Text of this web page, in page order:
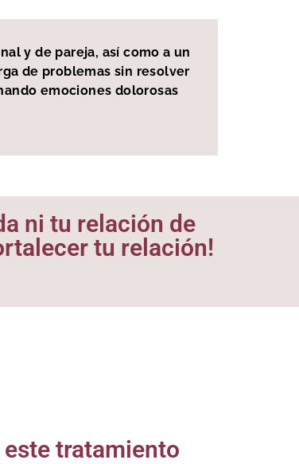
y de pareja, así como a un
de problemas sin resolver
emociones dolorosas
ni tu relación de
tu relación!
tratamiento